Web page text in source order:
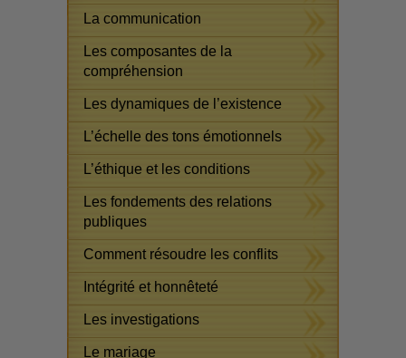
La communication
Les composantes de la
compréhension
Les dynamiques de l’existence
L’échelle des tons émotionnels
L’éthique et les conditions
Les fondements des relations
publiques
Comment résoudre les conflits
Intégrité et honnêteté
Les investigations
Le mariage